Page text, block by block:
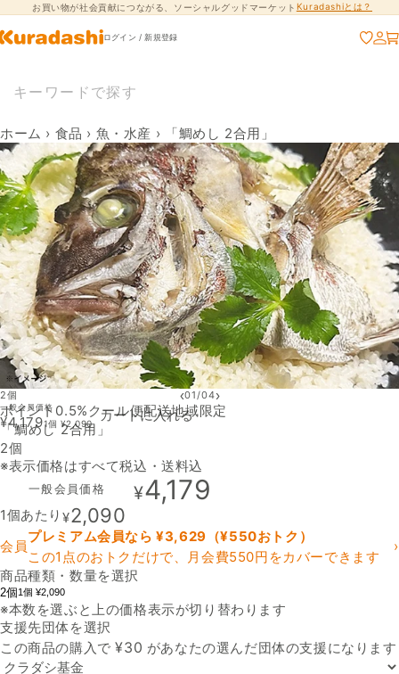
コンテンツに進
む
お買い物が社会貢献につながる、ソーシャルグッドマーケット Kuradashiとは？
ログイン / 新規登録
ホーム › 食品 › 魚・水産 › 「鯛めし 2合用」
2個 ‹01/04›
ポイント0.5% クール便配送地域限定
「鯛めし 2合用」
2個
※表示価格はすべて税込・送料込
一般会員価格 ¥4,179
1個あたり ¥2,090
会員
プレミアム会員なら ¥3,629 （¥550おトク）
この1点のおトクだけで、月会費550円をカバーできます
›
商品種類・数量を選択
2個1個 ¥2,090
※本数を選ぶと上の価格表示が切り替わります
支援先団体を選択
この商品の購入で¥30 があなたの選んだ団体の支援になります
支援先団体
一般会員価格
¥4,1791個 ¥2,090
カートに入れる